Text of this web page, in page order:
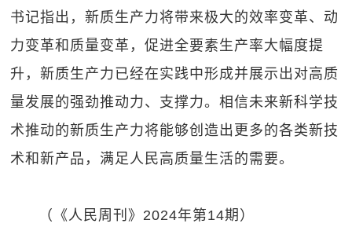
书记指出，新质生产力将带来极大的效率变革、动
力变革和质量变革，促进全要素生产率大幅度提
升，新质生产力已经在实践中形成并展示出对高质
量发展的强劲推动力、支撑力。相信未来新科学技
术推动的新质生产力将能够创造出更多的各类新技
术和新产品，满足人民高质量生活的需要。
（《人民周刊》2024年第14期）